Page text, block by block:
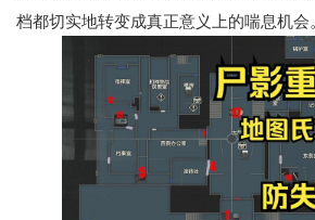
档都切实地转变成真正意义上的喘息机会。